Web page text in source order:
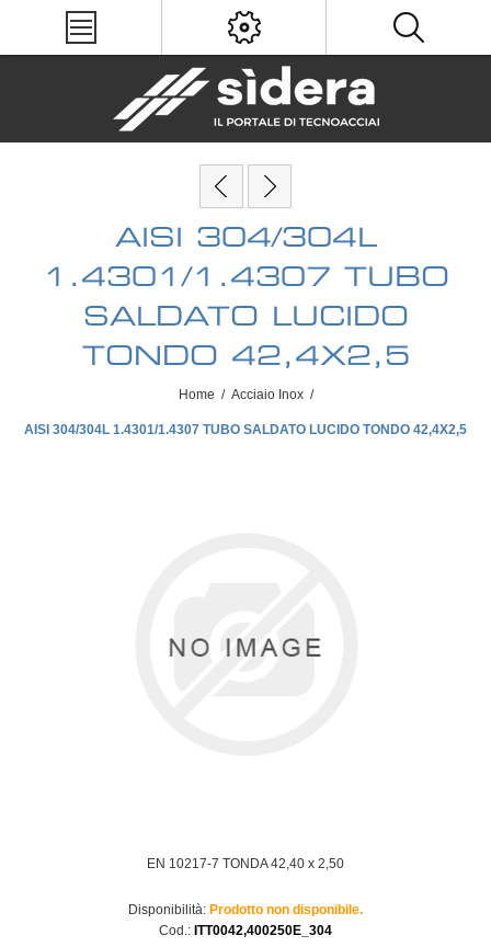
AISI 304/304L
1.4301/1.4307 TUBO
SALDATO LUCIDO
TONDO 42,4X2,5
Home / Acciaio Inox /
AISI 304/304L 1.4301/1.4307 TUBO SALDATO LUCIDO TONDO 42,4X2,5
EN 10217-7 TONDA 42,40 x 2,50
Disponibilità: Prodotto non disponibile.
Cod.: ITT0042,400250E_304